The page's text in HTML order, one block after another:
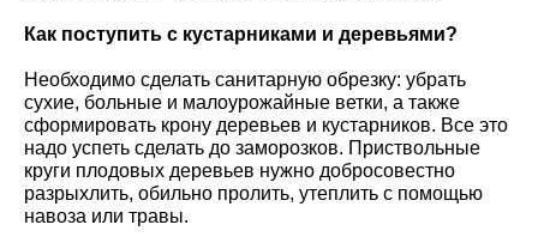
Как поступить с кустарниками и деревьями?
Необходимо сделать санитарную обрезку: убрать
сухие, больные и малоурожайные ветки, а также
сформировать крону деревьев и кустарников. Все это
надо успеть сделать до заморозков. Приствольные
круги плодовых деревьев нужно добросовестно
разрыхлить, обильно пролить, утеплить с помощью
навоза или травы.